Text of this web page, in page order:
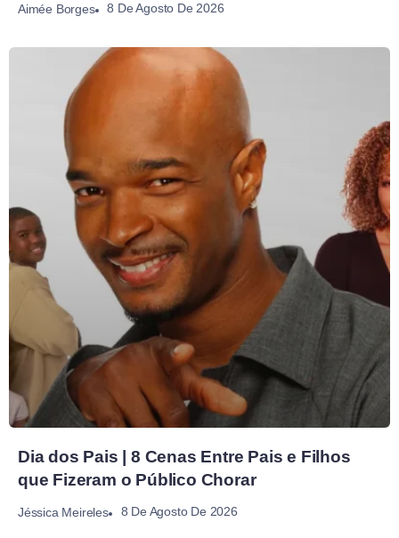
Aimée Borges 8 De Agosto De 2026
Dia dos Pais | 8 Cenas Entre Pais e Filhos
que Fizeram o Público Chorar
Jéssica Meireles 8 De Agosto De 2026